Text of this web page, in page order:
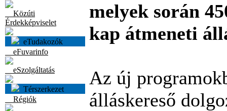
Közúti
Érdekképviselet
eTudakozók
eFuvarinfo
eSzolgáltatás
Térszerkezet
Régiók
melyek során
kap átmeneti
Az új
álláskereső